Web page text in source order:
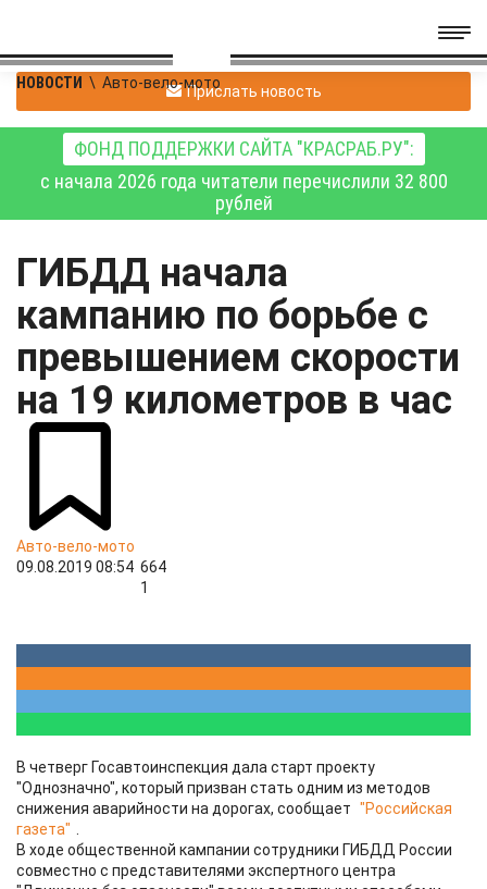
НОВОСТИ \ Авто-вело-мотоПрислать новость
ФОНД ПОДДЕРЖКИ САЙТА "КРАСРАБ.РУ":
с начала 2026 года читатели перечислили 32 800
рублей
ГИБДД начала
кампанию по борьбе с
превышением скорости
на 19 километров в час
Авто-вело-мото
09.08.2019 08:54 664
1
В четверг Госавтоинспекция дала старт проекту
"Однозначно", который призван стать одним из методов
снижения аварийности на дорогах, сообщает "Российская
газета"
В ходе общественной кампании сотрудники ГИБДД России
совместно с представителями экспертного центра